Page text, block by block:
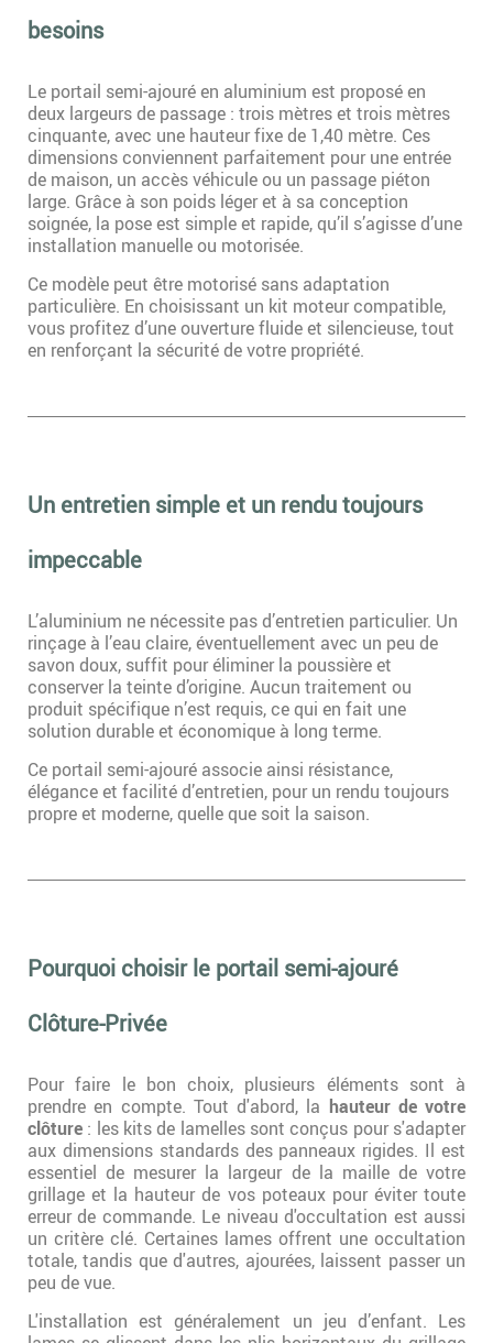
besoins
Le portail semi-ajouré en aluminium est proposé en
deux largeurs de passage : trois mètres et trois mètres
cinquante, avec une hauteur fixe de 1,40 mètre. Ces
dimensions conviennent parfaitement pour une entrée
de maison, un accès véhicule ou un passage piéton
large. Grâce à son poids léger et à sa conception
soignée, la pose est simple et rapide, qu’il s’agisse d’une
installation manuelle ou motorisée.
Ce modèle peut être motorisé sans adaptation
particulière. En choisissant un kit moteur compatible,
vous profitez d’une ouverture fluide et silencieuse, tout
en renforçant la sécurité de votre propriété.
Un entretien simple et un rendu toujours
impeccable
L’aluminium ne nécessite pas d’entretien particulier. Un
rinçage à l’eau claire, éventuellement avec un peu de
savon doux, suffit pour éliminer la poussière et
conserver la teinte d’origine. Aucun traitement ou
produit spécifique n’est requis, ce qui en fait une
solution durable et économique à long terme.
Ce portail semi-ajouré associe ainsi résistance,
élégance et facilité d’entretien, pour un rendu toujours
propre et moderne, quelle que soit la saison.
Pourquoi choisir le portail semi-ajouré
Clôture-Privée
Pour faire le bon choix, plusieurs éléments sont à
prendre en compte. Tout d'abord, la hauteur de votre
clôture : les kits de lamelles sont conçus pour s'adapter
aux dimensions standards des panneaux rigides. Il est
essentiel de mesurer la largeur de la maille de votre
grillage et la hauteur de vos poteaux pour éviter toute
erreur de commande. Le niveau d'occultation est aussi
un critère clé. Certaines lames offrent une occultation
totale, tandis que d'autres, ajourées, laissent passer un
peu de vue.
L'installation est généralement un jeu d’enfant. Les